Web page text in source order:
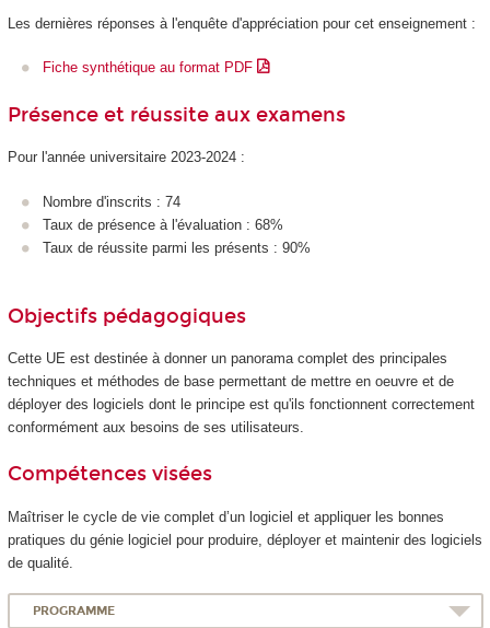
Les dernières réponses à l'enquête d'appréciation pour cet enseignement :
Fiche synthétique au format PDF
Présence et réussite aux examens
Pour l'année universitaire 2023-2024 :
Nombre d'inscrits : 74
Taux de présence à l'évaluation : 68%
Taux de réussite parmi les présents : 90%
Objectifs pédagogiques
Cette UE est destinée à donner un panorama complet des principales
techniques et méthodes de base permettant de mettre en oeuvre et de
déployer des logiciels dont le principe est qu'ils fonctionnent correctement
conformément aux besoins de ses utilisateurs.
Compétences visées
Maîtriser le cycle de vie complet d’un logiciel et appliquer les bonnes
pratiques du génie logiciel pour produire, déployer et maintenir des logiciels
de qualité.
PROGRAMME